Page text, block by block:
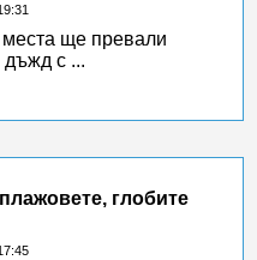
ще превали
дъжд с ...
глобите